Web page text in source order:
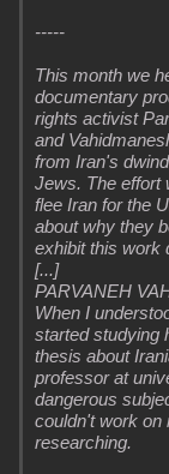
-----
This month we
documentary
rights activist
and
from Iran's
Jews. The effort
flee Iran for the
about why they
exhibit this work
[...]
PARVANEH
When I
started studying
thesis about
professor at
dangerous
couldn't work on
researching.